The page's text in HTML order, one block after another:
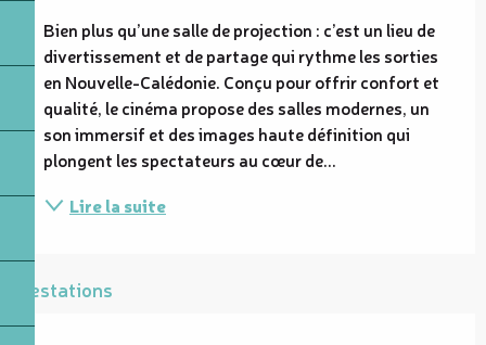
Bien plus qu’une salle de projection : c’est un lieu de
divertissement et de partage qui rythme les sorties
en Nouvelle-Calédonie. Conçu pour offrir confort et
qualité, le cinéma propose des salles modernes, un
son immersif et des images haute définition qui
plongent les spectateurs au cœur de...
Lire la suite
Prestations